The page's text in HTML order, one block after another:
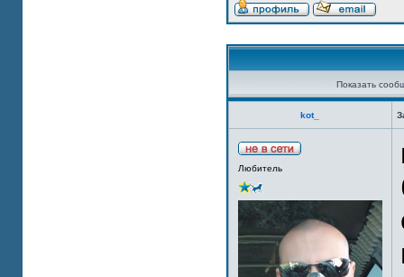
Показать
kot_
Любитель